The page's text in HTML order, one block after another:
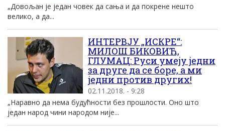
„Довољан је један човек да сања и да покрене нешто
велико, а да...
ИНТЕРВЈУ „ИСКРЕ“:
МИЛОШ БИКОВИЋ,
ГЛУМАЦ: Руси умеју једни
за друге да се боре, а ми
једни против других!
02.11.2018. - 9:28
„Наравно да нема будућности без прошлости. Оно што
један народ чини народом није...